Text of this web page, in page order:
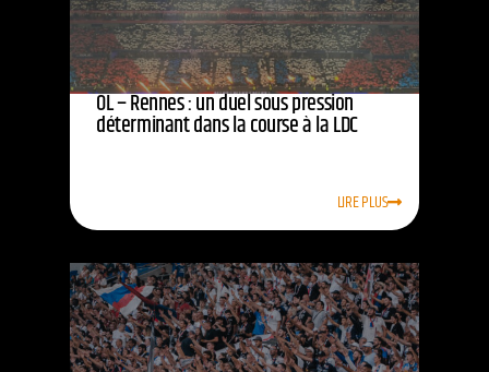
OL – Rennes : un duel sous pression
déterminant dans la course à la LDC
LIRE PLUS